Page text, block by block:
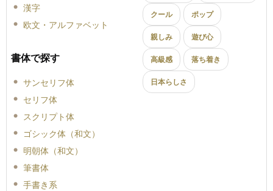
漢字
欧文・アルファベット
書体で探す
サンセリフ体
セリフ体
スクリプト体
ゴシック体（和文）
明朝体（和文）
筆書体
手書き系
クール ポップ
親しみ 遊び心
高級感 落ち着き
日本らしさ